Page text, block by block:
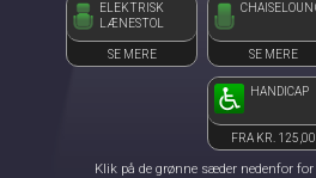
ELEKTRISK
LÆNESTOL
SE MERE SE MERE
HANDICAP
FRA KR. 125,00
Klik på de grønne sæder nedenfor